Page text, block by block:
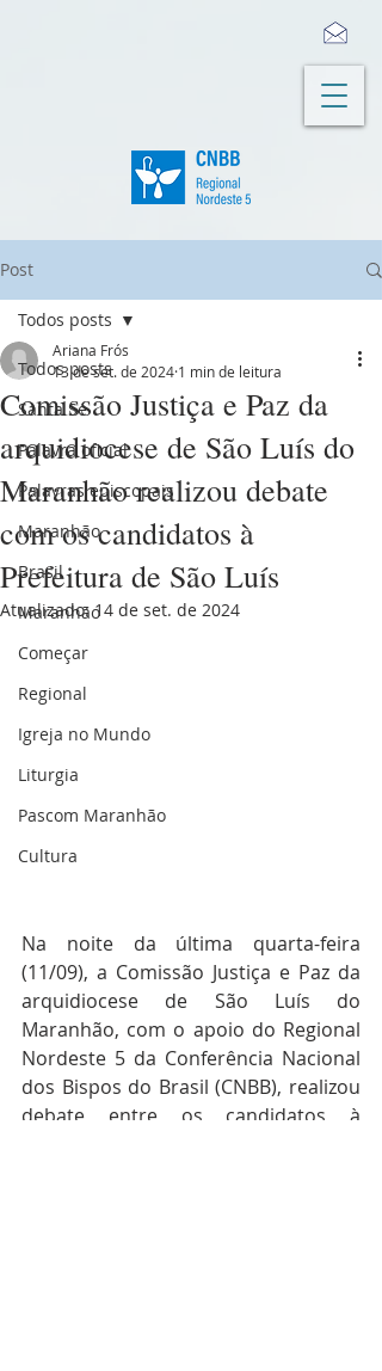
Post
Todos posts
Santa Sé
Palavra oficial
Palavras episcopais
Maranhão
Brasil
Maranhão
Começar
Regional
Igreja no Mundo
Liturgia
Pascom Maranhão
Cultura
Todos posts
Comissão Justiça e Paz da
arquidiocese de São Luís do
Maranhão realizou debate
com os candidatos à
Prefeitura de São Luís
Ariana Frós
13 de set. de 2024 1 min de leitura
Atualizado:14 de set. de 2024
Na noite da última quarta-feira
(11/09), a Comissão Justiça e Paz da
arquidiocese de São Luís do
Maranhão, com o apoio do Regional
Nordeste 5 da Conferência Nacional
dos Bispos do Brasil (CNBB), realizou
debate entre os candidatos à